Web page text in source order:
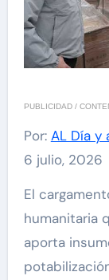
PUBLICIDAD /
Por: AL Día y
6 julio, 2026
El cargamento de 18 toneladas de asistencia
humanitaria
aporta